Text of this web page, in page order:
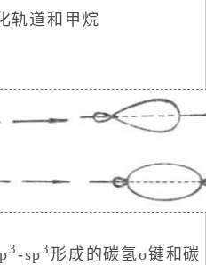
轨道和甲烷
3-sp3形成的碳氢o键和碳